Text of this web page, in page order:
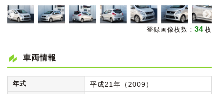
登録画像枚数： 34 枚
車両情報
年式 平成21年（2009）